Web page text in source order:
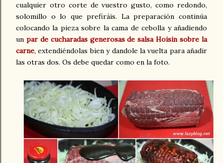
cualquier otro corte de vuestro gusto, como redondo,
solomillo o lo que prefiráis. La preparación continúa
colocando la pieza sobre la cama de cebolla y añadiendo
un par de cucharadas generosas de salsa Hoisin sobre la
carne, extendiéndolas bien y dandole la vuelta para añadir
las otras dos. Os debe quedar como en la foto.